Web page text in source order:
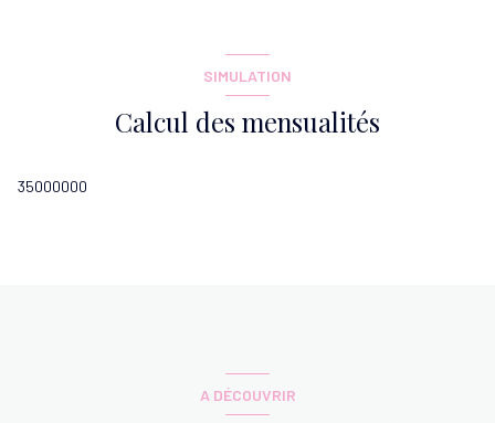
SIMULATION
Calcul des mensualités
35000000
A DÉCOUVRIR